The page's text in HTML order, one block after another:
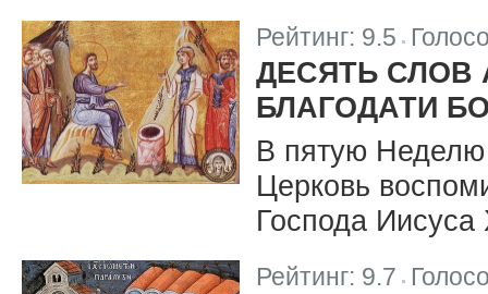
Рейтинг: 9.5
ДЕСЯТЬ СЛОВ
БЛАГОДАТИ
В пятую
Церковь
Господа
Рейтинг: 9.7 |